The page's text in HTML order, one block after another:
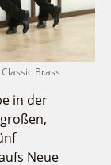
Brass
in der
Neue